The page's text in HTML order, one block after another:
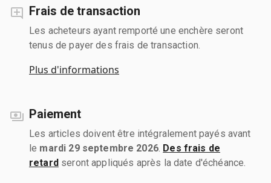
Frais de transaction
Les acheteurs ayant remporté une enchère seront
tenus de payer des frais de transaction.
Plus d'informations
Paiement
Les articles doivent être intégralement payés avant
le mardi 29 septembre 2026. Des frais de
retardseront appliqués après la date d'échéance.